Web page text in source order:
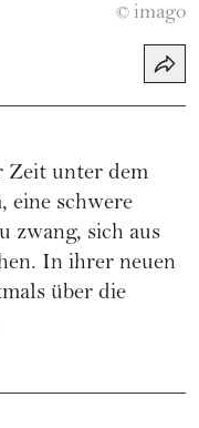
© imago
Zeit unter dem
eine schwere
zwang, sich aus
In ihrer neuen
über die